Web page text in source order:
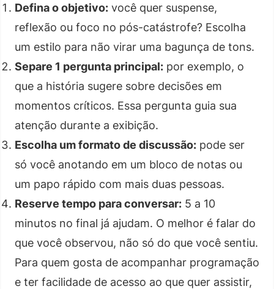
Defina o objetivo: você quer suspense,
reflexão ou foco no pós-catástrofe? Escolha
um estilo para não virar uma bagunça de tons.
Separe 1 pergunta principal: por exemplo, o
que a história sugere sobre decisões em
momentos críticos. Essa pergunta guia sua
atenção durante a exibição.
Escolha um formato de discussão: pode ser
só você anotando em um bloco de notas ou
um papo rápido com mais duas pessoas.
Reserve tempo para conversar: 5 a 10
minutos no final já ajudam. O melhor é falar do
que você observou, não só do que você sentiu.
Para quem gosta de acompanhar programação
e ter facilidade de acesso ao que quer assistir,